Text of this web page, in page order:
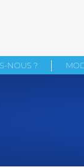
NOUS ?